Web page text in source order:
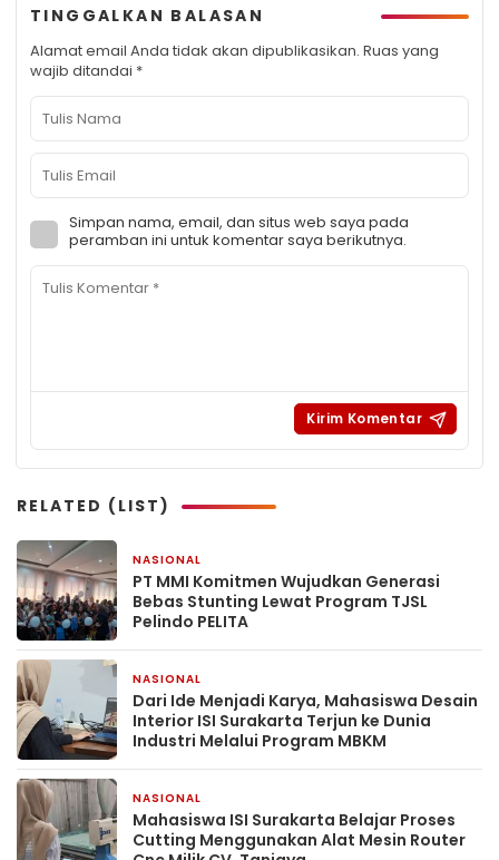
TINGGALKAN BALASAN
Alamat email Anda tidak akan dipublikasikan. Ruas yang
wajib ditandai *
Simpan nama, email, dan situs web saya pada
peramban ini untuk komentar saya berikutnya.
RELATED (LIST)
NASIONAL
PT MMI Komitmen Wujudkan Generasi
Bebas Stunting Lewat Program TJSL
Pelindo PELITA
NASIONAL
Dari Ide Menjadi Karya, Mahasiswa Desain
Interior ISI Surakarta Terjun ke Dunia
Industri Melalui Program MBKM
NASIONAL
Mahasiswa ISI Surakarta Belajar Proses
Cutting Menggunakan Alat Mesin Router